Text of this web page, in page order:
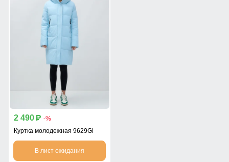
2 490 p -%
Куртка молодежная 9629Gl
В лист ожидания